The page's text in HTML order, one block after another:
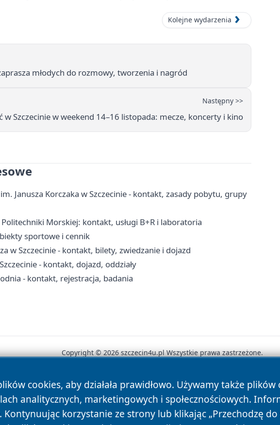
Kolejne wydarzenia
młodych do rozmowy, tworzenia i nagród
Następny >>
w Szczecinie w weekend 14–16 listopada: mecze, koncerty i kino
Janusza Korczaka w Szczecinie - kontakt, zasady pobytu, grupy
Morskiej: kontakt, usługi B+R i laboratoria
sportowe i cennik
w Szczecinie - kontakt, bilety, zwiedzanie i dojazd
- kontakt, dojazd, oddziały
- kontakt, rejestracja, badania
cookies, aby działała prawidłowo. Używamy także
analitycznych, marketingowych i społecznościowych.
korzystanie ze strony lub klikając „Przechodzę
Copyright © 2026 szczecin4u.pl Wszystkie prawa zastrzeżone.
News Autorzy Polityka Prywatności Polityka Cookies